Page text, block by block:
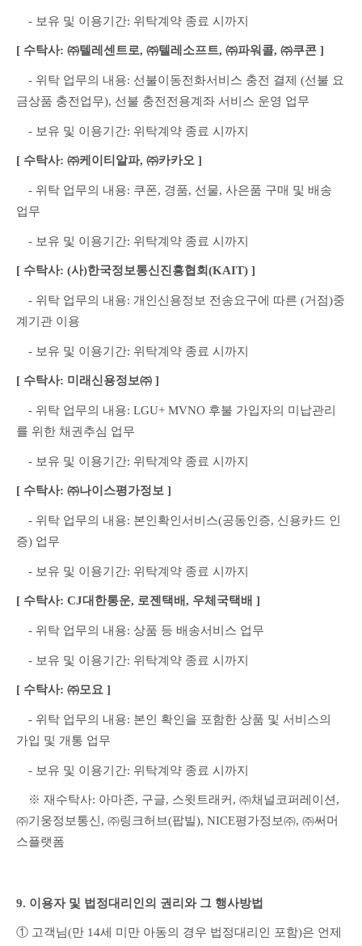
- 보유 및 이용기간: 위탁계약 종료 시까지
[ 수탁사: ㈜텔레센트로, ㈜텔레소프트, ㈜파워콜, ㈜쿠콘 ]
- 위탁 업무의 내용: 선불이동전화서비스 충전 결제 (선불 요
금상품 충전업무), 선불 충전전용계좌 서비스 운영 업무
- 보유 및 이용기간: 위탁계약 종료 시까지
[ 수탁사: ㈜케이티알파, ㈜카카오 ]
- 위탁 업무의 내용: 쿠폰, 경품, 선물, 사은품 구매 및 배송
업무
- 보유 및 이용기간: 위탁계약 종료 시까지
[ 수탁사: (사)한국정보통신진흥협회(KAIT) ]
- 위탁 업무의 내용: 개인신용정보 전송요구에 따른 (거점)중
계기관 이용
- 보유 및 이용기간: 위탁계약 종료 시까지
[ 수탁사: 미래신용정보㈜ ]
- 위탁 업무의 내용: LGU+ MVNO 후불 가입자의 미납관리
를 위한 채권추심 업무
- 보유 및 이용기간: 위탁계약 종료 시까지
[ 수탁사: ㈜나이스평가정보 ]
- 위탁 업무의 내용: 본인확인서비스(공동인증, 신용카드 인
증) 업무
- 보유 및 이용기간: 위탁계약 종료 시까지
[ 수탁사: CJ대한통운, 로젠택배, 우체국택배 ]
- 위탁 업무의 내용: 상품 등 배송서비스 업무
- 보유 및 이용기간: 위탁계약 종료 시까지
[ 수탁사: ㈜모요 ]
- 위탁 업무의 내용: 본인 확인을 포함한 상품 및 서비스의
가입 및 개통 업무
- 보유 및 이용기간: 위탁계약 종료 시까지
※ 재수탁사: 아마존, 구글, 스윗트래커, ㈜채널코퍼레이션,
㈜기웅정보통신, ㈜링크허브(팝빌), NICE평가정보㈜, ㈜써머
스플랫폼
9. 이용자 및 법정대리인의 권리와 그 행사방법
① 고객님(만 14세 미만 아동의 경우 법정대리인 포함)은 언제